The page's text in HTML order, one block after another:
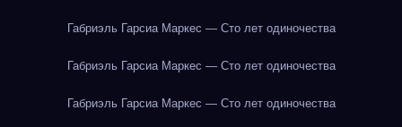
Габриэль Гарсиа Маркес — Сто лет одиночества
Габриэль Гарсиа Маркес — Сто лет одиночества
Габриэль Гарсиа Маркес — Сто лет одиночества